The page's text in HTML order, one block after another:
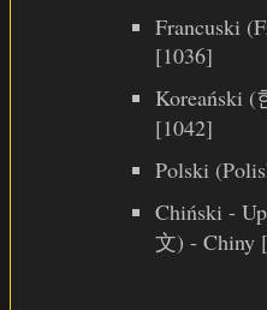
Francuski
[1036]
Koreański (
[1042]
Polski
Chiński -
文) - Chiny